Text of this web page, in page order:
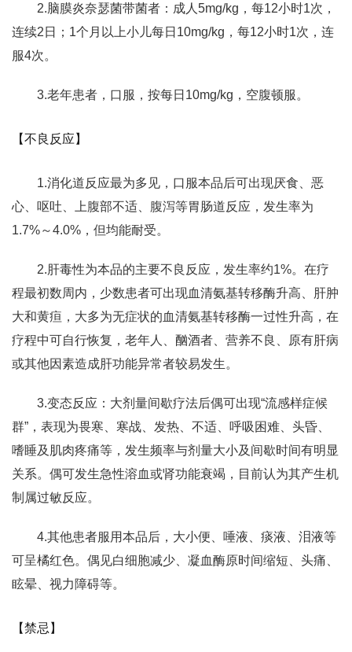
2.脑膜炎奈瑟菌带菌者：成人5mg/kg，每12小时1次，
连续2日；1个月以上小儿每日10mg/kg，每12小时1次，连
服4次。
3.老年患者，口服，按每日10mg/kg，空腹顿服。
【不良反应】
1.消化道反应最为多见，口服本品后可出现厌食、恶
心、呕吐、上腹部不适、腹泻等胃肠道反应，发生率为
1.7%～4.0%，但均能耐受。
2.肝毒性为本品的主要不良反应，发生率约1%。在疗
程最初数周内，少数患者可出现血清氨基转移酶升高、肝肿
大和黄疸，大多为无症状的血清氨基转移酶一过性升高，在
疗程中可自行恢复，老年人、酗酒者、营养不良、原有肝病
或其他因素造成肝功能异常者较易发生。
3.变态反应：大剂量间歇疗法后偶可出现“流感样症候
群”，表现为畏寒、寒战、发热、不适、呼吸困难、头昏、
嗜睡及肌肉疼痛等，发生频率与剂量大小及间歇时间有明显
关系。偶可发生急性溶血或肾功能衰竭，目前认为其产生机
制属过敏反应。
4.其他患者服用本品后，大小便、唾液、痰液、泪液等
可呈橘红色。偶见白细胞减少、凝血酶原时间缩短、头痛、
眩晕、视力障碍等。
【禁忌】